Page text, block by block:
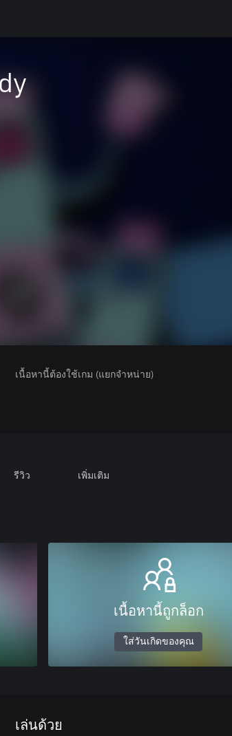
เนื้อหานี้ต้องใช้เกม (แยกจำหน่าย)
รีวิว เพิ่มเติม
เนื้อหานี้ถูกล็อก
ใส่วันเกิดของคุณ
เล่นด้วย